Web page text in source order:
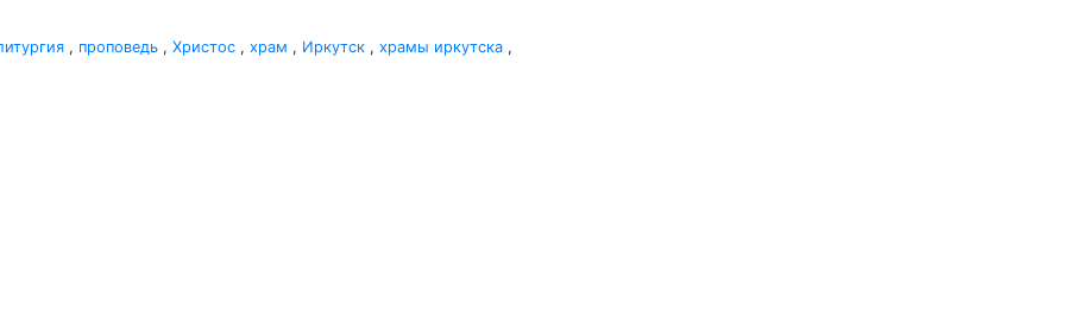
, проповедь , Христос , храм , Иркутск , храмы иркутска ,